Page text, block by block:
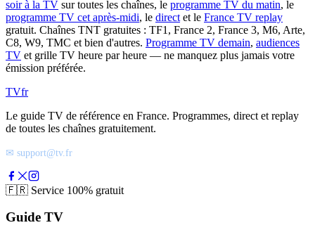
soir à la TV sur toutes les chaînes, le programme TV du matin, le
programme TV cet après-midi, le direct et le France TV replay
gratuit. Chaînes TNT gratuites : TF1, France 2, France 3, M6, Arte,
C8, W9, TMC et bien d'autres. Programme TV demain, audiences
TV et grille TV heure par heure — ne manquez plus jamais votre
émission préférée.
TVfr
Le guide TV de référence en France. Programmes, direct et replay
de toutes les chaînes gratuitement.
✉ support@tv.fr
🇫🇷 Service 100% gratuit
Guide TV